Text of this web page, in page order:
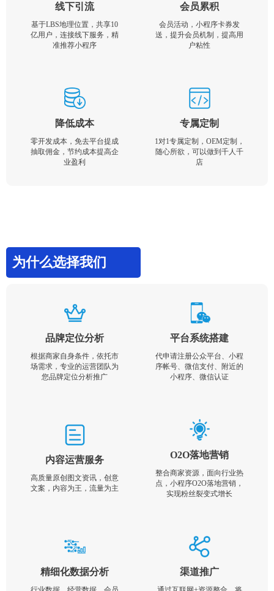
线下引流
基于LBS地理位置，共享10
亿用户，连接线下服务，精
准推荐小程序
会员累积
会员活动，小程序卡券发
送，提升会员机制，提高用
户粘性
降低成本
零开发成本，免去平台提成
抽取佣金，节约成本提高企
业盈利
专属定制
1对1专属定制，OEM定制，
随心所欲，可以做到千人千
店
为什么选择我们
品牌定位分析
根据商家自身条件，依托市
场需求，专业的运营团队为
您品牌定位分析推广
平台系统搭建
代申请注册公众平台、小程
序帐号、微信支付、附近的
小程序、微信认证
内容运营服务
高质量原创图文资讯，创意
文案，内容为王，流量为主
O2O落地营销
整合商家资源，面向行业热
点，小程序O2O落地营销，
实现粉丝裂变式增长
精细化数据分析 渠道推广